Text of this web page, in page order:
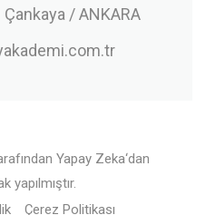
Çankaya / ANKARA
Yapay Zeka‘dan
yapılmıştır.
Çerez Politikası